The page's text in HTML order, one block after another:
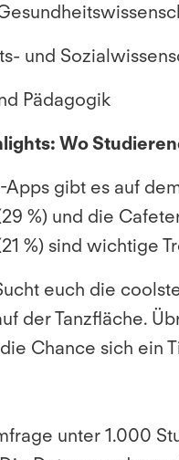
und
Pädagogik
Wo
gibt es auf
%) und die
%) sind wichtige
euch die
der Tanzfläche.
Chance sich ein
unter 1.000